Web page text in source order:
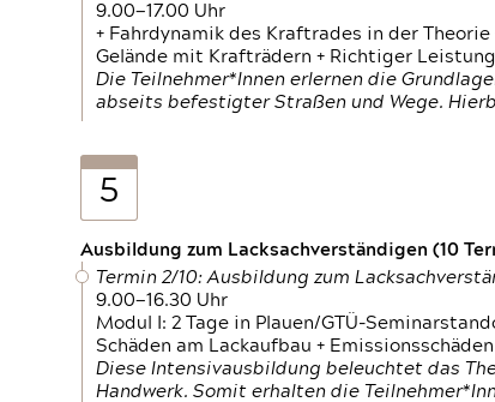
9.00—17.00 Uhr
+ Fahrdynamik des Kraftrades in der
Gelände mit Krafträdern + Richtiger
Die Teilnehmer*Innen erlernen die
abseits befestigter Straßen und Wege.
5
Ausbildung zum Lacksachverständigen (10
Termin 2/10: Ausbildung zum
9.00—16.30 Uhr
Modul I: 2 Tage in Plauen/GTÜ-
Schäden am Lackaufbau +
Diese Intensivausbildung beleuchtet das
Handwerk. Somit erhalten die